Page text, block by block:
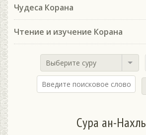
Чудеса Корана
Чтение и изучение Корана
Выберите суру
Сура ан-Нахль